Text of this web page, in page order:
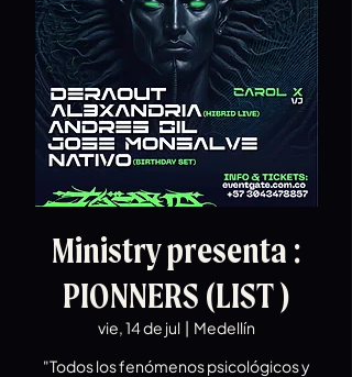
Ministry presenta :
PIONNERS (LIST )
vie, 14 de jul
  |
Medellín
"Todos los fenómenos psicológicos y